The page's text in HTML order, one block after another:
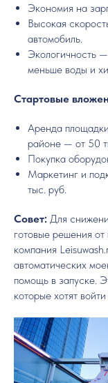
Экономия на
Высокая
автомобиль.
Экологичность
меньше воды и
Стартовые
Аренда
районе — от 50
Покупка
Маркетинг и
тыс. руб.
Совет: Для
готовые решения
компания
автоматических
помощь в запуске.
которые хотят